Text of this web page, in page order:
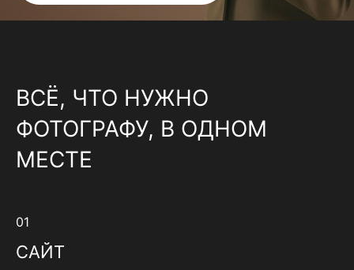
ВСЁ, ЧТО НУЖНО
ФОТОГРАФУ, В ОДНОМ
МЕСТЕ
01
САЙТ